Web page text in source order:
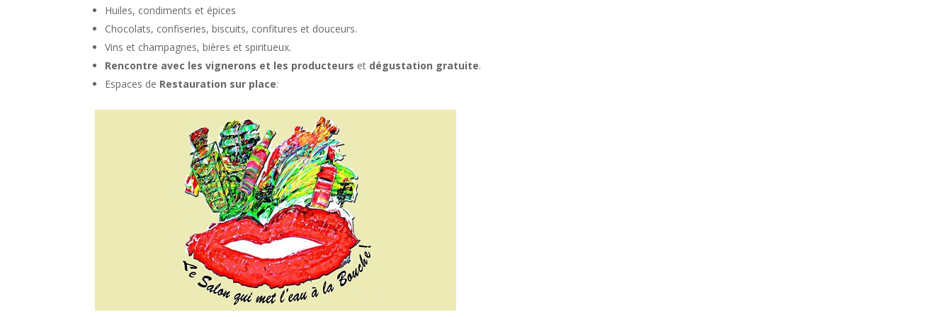
Huiles, condiments et épices
Chocolats, confiseries, biscuits, confitures et douceurs.
Vins et champagnes, bières et spiritueux.
Rencontre avec les vignerons et les producteurs et dégustation gratuite.
Espaces de Restauration sur place: